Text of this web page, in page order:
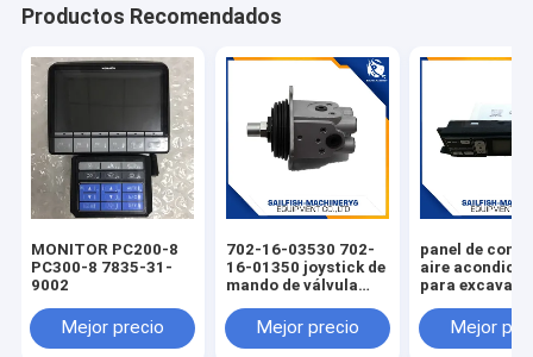
Productos Recomendados
MONITOR PC200-8
PC300-8 7835-31-
9002
Mejor precio
702-16-03530 702-
16-01350 joystick de
mando de válvula
excavadora
KOMATSU PC200-7
Mejor precio
panel de
aire
para
PC220-7
Mejor